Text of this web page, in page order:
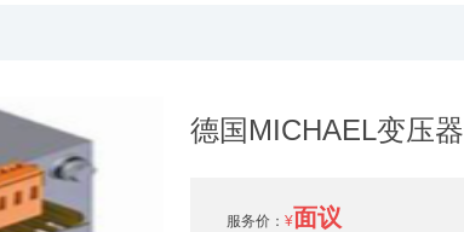
德国MICHAEL变压器
服务价： ¥面议